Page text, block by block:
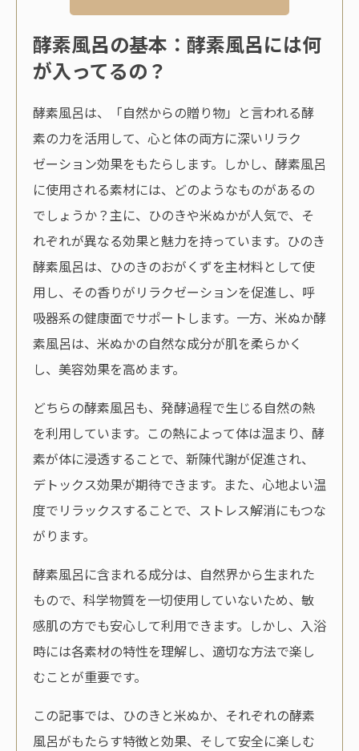
酵素風呂の基本：酵素風呂には何
が入ってるの？
酵素風呂は、「自然からの贈り物」と言われる酵
素の力を活用して、心と体の両方に深いリラク
ゼーション効果をもたらします。しかし、酵素風呂
に使用される素材には、どのようなものがあるの
でしょうか？主に、ひのきや米ぬかが人気で、そ
れぞれが異なる効果と魅力を持っています。ひのき
酵素風呂は、ひのきのおがくずを主材料として使
用し、その香りがリラクゼーションを促進し、呼
吸器系の健康面でサポートします。一方、米ぬか酵
素風呂は、米ぬかの自然な成分が肌を柔らかく
し、美容効果を高めます。
どちらの酵素風呂も、発酵過程で生じる自然の熱
を利用しています。この熱によって体は温まり、酵
素が体に浸透することで、新陳代謝が促進され、
デトックス効果が期待できます。また、心地よい温
度でリラックスすることで、ストレス解消にもつな
がります。
酵素風呂に含まれる成分は、自然界から生まれた
もので、科学物質を一切使用していないため、敏
感肌の方でも安心して利用できます。しかし、入浴
時には各素材の特性を理解し、適切な方法で楽し
むことが重要です。
この記事では、ひのきと米ぬか、それぞれの酵素
風呂がもたらす特徴と効果、そして安全に楽しむ